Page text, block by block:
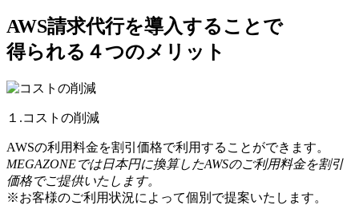
AWS請求代行を導入することで
得られる４つのメリット
１.コストの削減
AWSの利用料金を割引価格で利用することができます。
MEGAZONEでは日本円に換算したAWSのご利用料金を割引
価格でご提供いたします。
※お客様のご利用状況によって個別で提案いたします。